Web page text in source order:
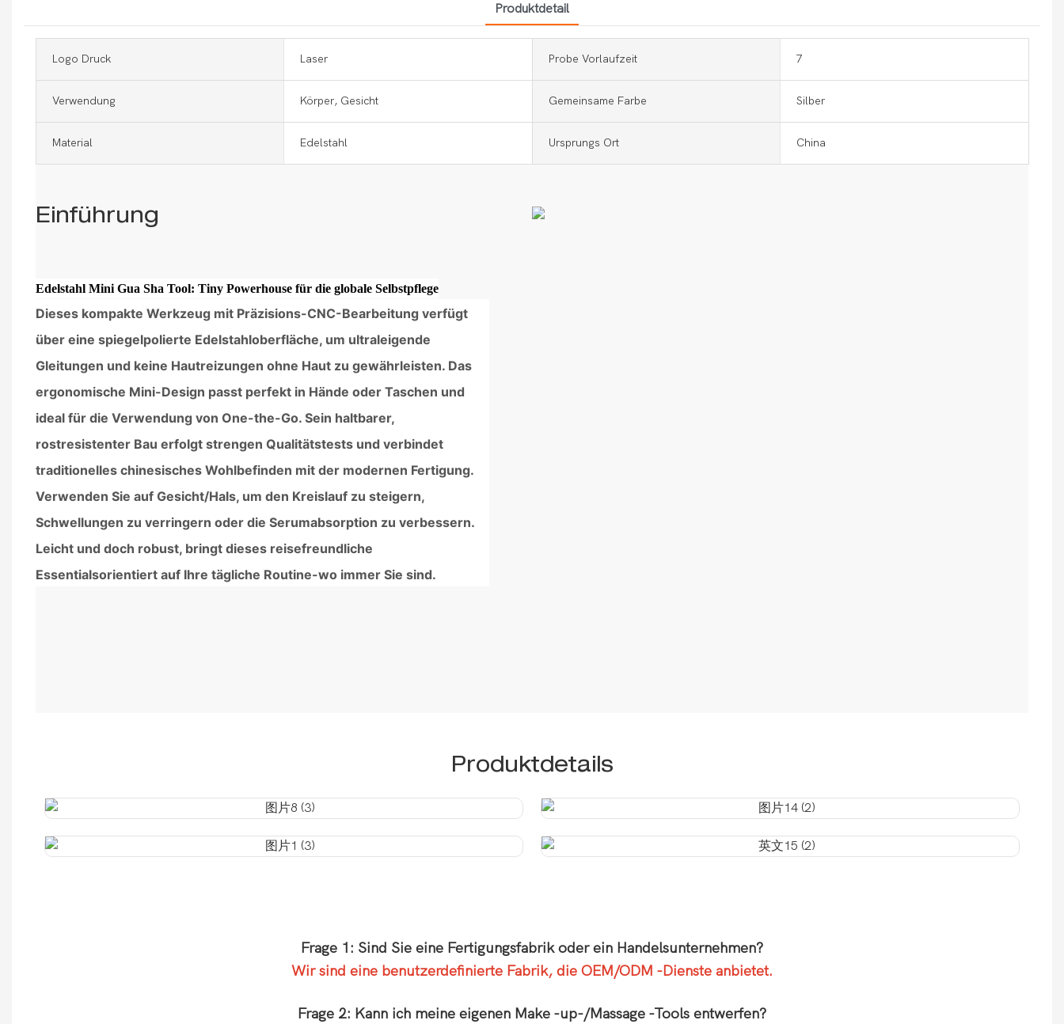
Produktdetail
Logo Druck Laser Probe Vorlaufzeit 7
Verwendung Körper, Gesicht Gemeinsame Farbe Silber
Material Edelstahl Ursprungs Ort China
Einführung
Edelstahl Mini Gua Sha Tool: Tiny Powerhouse für die globale Selbstpflege
Dieses kompakte Werkzeug mit Präzisions-CNC-Bearbeitung verfügt
über eine spiegelpolierte Edelstahloberfläche, um ultraleigende
Gleitungen und keine Hautreizungen ohne Haut zu gewährleisten. Das
ergonomische Mini-Design passt perfekt in Hände oder Taschen und
ideal für die Verwendung von One-the-Go. Sein haltbarer,
rostresistenter Bau erfolgt strengen Qualitätstests und verbindet
traditionelles chinesisches Wohlbefinden mit der modernen Fertigung.
Verwenden Sie auf Gesicht/Hals, um den Kreislauf zu steigern,
Schwellungen zu verringern oder die Serumabsorption zu verbessern.
Leicht und doch robust, bringt dieses reisefreundliche
Essentialsorientiert auf Ihre tägliche Routine-wo immer Sie sind.
Produktdetails
Frage 1: Sind Sie eine Fertigungsfabrik oder ein Handelsunternehmen?
Wir sind eine benutzerdefinierte Fabrik, die OEM/ODM -Dienste anbietet.
Frage 2: Kann ich meine eigenen Make -up-/Massage -Tools entwerfen?